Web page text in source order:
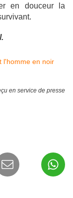
en douceur la
en service de presse